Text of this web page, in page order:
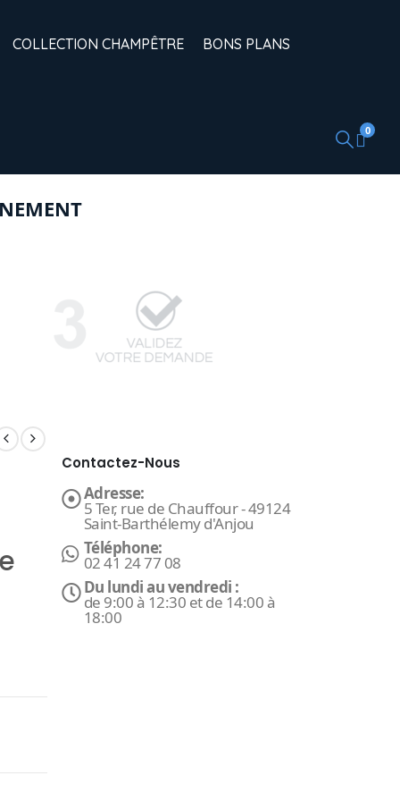
COLLECTION CHAMPÊTRE BONS PLANS
0
Contactez-Nous
Adresse:
5 Ter, rue de Chauffour - 49124
Saint-Barthélemy d'Anjou
Téléphone:
02 41 24 77 08
Du lundi au vendredi :
de 9:00 à 12:30 et de 14:00 à
18:00